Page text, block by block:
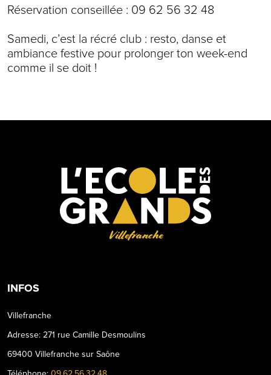
Réservation conseillée : 09 62 56 32 48
Samedi, c’est la récré club : resto, danse et
ambiance festive pour prolonger ton week-end
comme il se doit !
Villefranche
INFOS
Villefranche
Adresse: 271 rue Camille Desmoulins
69400 Villefranche sur Saône